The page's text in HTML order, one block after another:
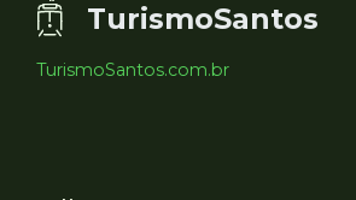
TurismoSantos
TurismoSantos.com.br